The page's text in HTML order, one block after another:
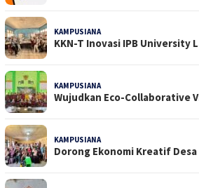
KAMPUSIANA
KKN-T Inovasi IPB University
KAMPUSIANA
Wujudkan Eco-Collaborative
KAMPUSIANA
Dorong Ekonomi Kreatif